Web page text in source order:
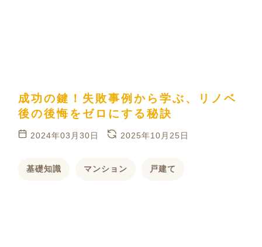
成功の鍵！失敗事例から学ぶ、リノベ
後の後悔をゼロにする秘訣
2024年03月30日 2025年10月25日
基礎知識 マンション 戸建て